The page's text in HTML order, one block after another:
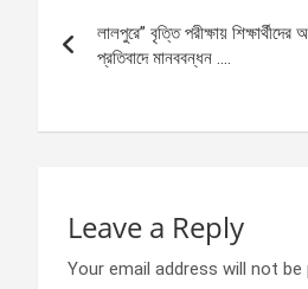
o
o
g
er
A
p
navigation
লালপুরে” বৃত্তি পরীক্ষায়
প্রতিবাদে মানববন্ধন ….
Leave a Reply
Your email address will not be